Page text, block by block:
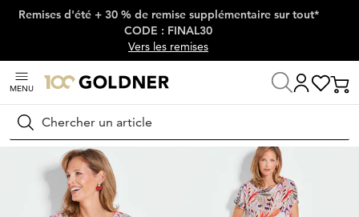
Passer la navigation, aller directement au contenu
Remises d'été + 30 % de remise supplémentaire sur tout*
CODE : FINAL30
Vers les remises
MENU
Rechercher
Maison Mode femme T-shirts